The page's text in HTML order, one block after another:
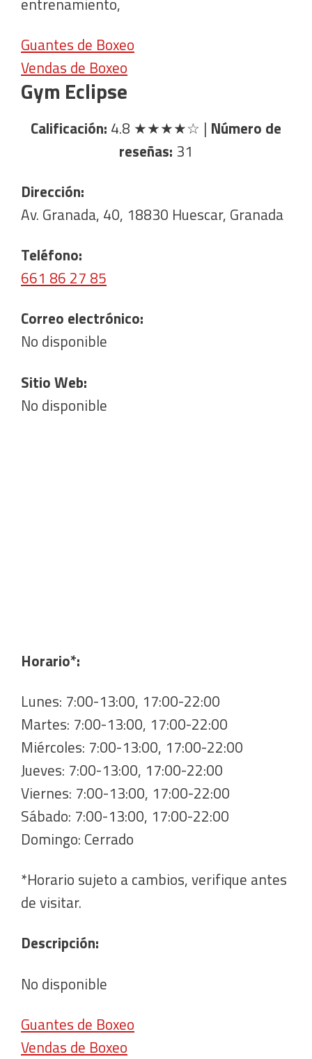
Guantes de Boxeo
Vendas de Boxeo
Gym Eclipse
Calificación: 4.8 ★★★★☆ | Número de
reseñas: 31
Dirección:
Av. Granada, 40, 18830 Huescar, Granada
Teléfono:
661 86 27 85
Correo electrónico:
No disponible
Sitio Web:
No disponible
Horario*:
Lunes: 7:00-13:00, 17:00-22:00
Martes: 7:00-13:00, 17:00-22:00
Miércoles: 7:00-13:00, 17:00-22:00
Jueves: 7:00-13:00, 17:00-22:00
Viernes: 7:00-13:00, 17:00-22:00
Sábado: 7:00-13:00, 17:00-22:00
Domingo: Cerrado
*Horario sujeto a cambios, verifique antes
de visitar.
Descripción:
No disponible
Guantes de Boxeo
Vendas de Boxeo